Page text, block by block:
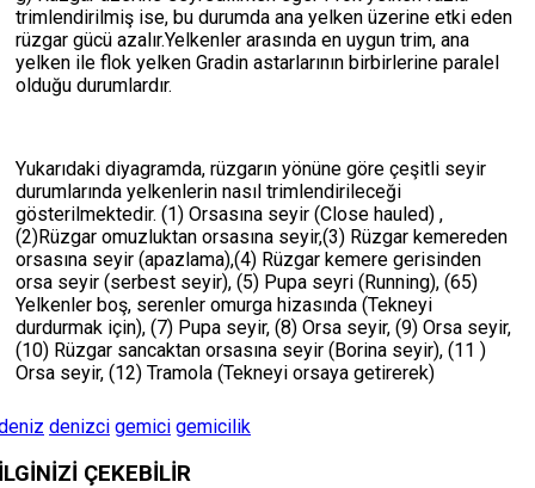
trimlendirilmiş ise, bu durumda ana yelken üzerine etki eden
rüzgar gücü azalır.Yelkenler arasında en uygun trim, ana
yelken ile flok yelken Gradin astarlarının birbirlerine paralel
olduğu durumlardır.
Yukarıdaki diyagramda, rüzgarın yönüne göre çeşitli seyir
durumlarında yelkenlerin nasıl trimlendirileceği
gösterilmektedir. (1) Orsasına seyir (Close hauled) ,
(2)Rüzgar omuzluktan orsasına seyir,(3) Rüzgar kemereden
orsasına seyir (apazlama),(4) Rüzgar kemere gerisinden
orsa seyir (serbest seyir), (5) Pupa seyri (Running), (65)
Yelkenler boş, serenler omurga hizasında (Tekneyi
durdurmak için), (7) Pupa seyir, (8) Orsa seyir, (9) Orsa seyir,
(10) Rüzgar sancaktan orsasına seyir (Borina seyir), (11 )
Orsa seyir, (12) Tramola (Tekneyi orsaya getirerek)
denizci gemici gemicilik
ÇEKEBİLİR